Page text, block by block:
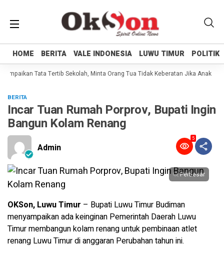
HOME BERITA VALE INDONESIA LUWU TIMUR POLITIK
HOME BERITA VALE INDONESIA LUWU TIMUR POLITIK
Tata Tertib Sekolah, Minta Orang Tua Tidak Keberatan Jika Anaknya
BERITA
Incar Tuan Rumah Porprov, Bupati Ingin
Bangun Kolam Renang
Admin
5
Perbesar
OKSon, Luwu Timur – Bupati Luwu Timur Budiman
menyampaikan ada keinginan Pemerintah Daerah Luwu
Timur membangun kolam renang untuk pembinaan atlet
renang Luwu Timur di anggaran Perubahan tahun ini.